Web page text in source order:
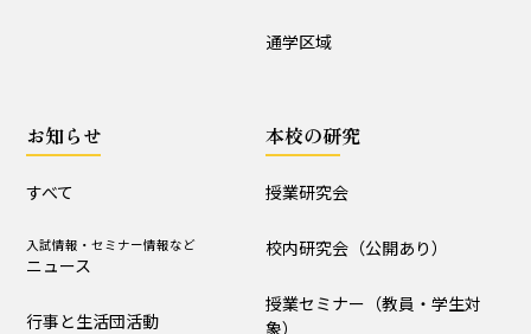
すべて 入試情報・セミナー情報など
学校からｰ作成中
通学区域
お知らせ
すべて
入試情報・セミナー情報など
ニュース
行事と生活団活動
本校の研究
授業研究会
校内研究会（公開あり）
授業セミナー（教員・学生対
象）